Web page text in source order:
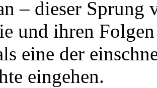
– dieser Sprung
und ihren
eine der
eingehen.